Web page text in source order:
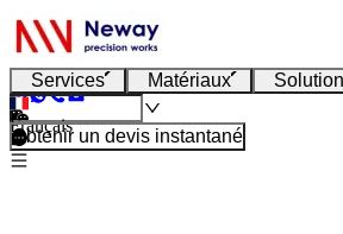
Services Matériaux
Français
Obtenir un devis instantané